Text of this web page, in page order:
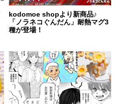
kodomoe shopより新商品♪
「ノラネコぐんだん」耐熱マグ3
種が登場！